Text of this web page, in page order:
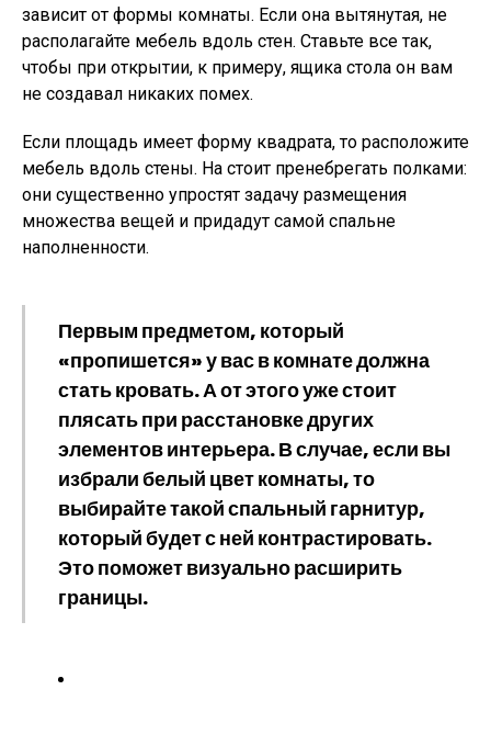
зависит от формы комнаты. Если она вытянутая, не
располагайте мебель вдоль стен. Ставьте все так,
чтобы при открытии, к примеру, ящика стола он вам
не создавал никаких помех.
Если площадь имеет форму квадрата, то расположите
мебель вдоль стены. На стоит пренебрегать полками:
они существенно упростят задачу размещения
множества вещей и придадут самой спальне
наполненности.
Первым предметом, который
«пропишется» у вас в комнате должна
стать кровать. А от этого уже стоит
плясать при расстановке других
элементов интерьера. В случае, если вы
избрали белый цвет комнаты, то
выбирайте такой спальный гарнитур,
который будет с ней контрастировать.
Это поможет визуально расширить
границы.